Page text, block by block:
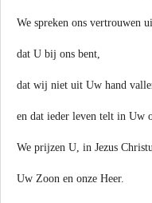
We spreken ons vertrouwen
dat U bij ons bent,
dat wij niet uit Uw hand
en dat ieder leven telt in Uw
We prijzen U, in Jezus
Uw Zoon en onze Heer.